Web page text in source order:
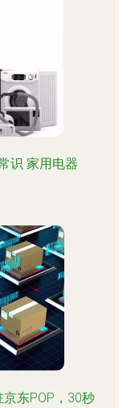
识 家用电器
东POP，30秒